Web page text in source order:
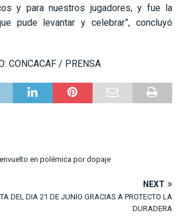
y para nuestros jugadores, y fue la
pude levantar y celebrar”, concluyó
CONCACAF / PRENSA
en polémica por dopaje
NEXT
DEL DIA 21 DE JUNIO GRACIAS A PROTECTO LA
DURADERA